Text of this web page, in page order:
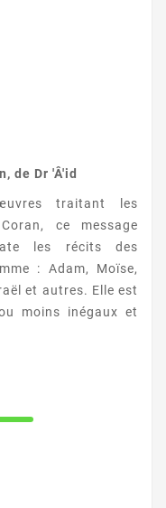
de Dr 'Â'id
traitant les
ce message
les récits des
: Adam, Moïse,
et autres. Elle est
moins inégaux et